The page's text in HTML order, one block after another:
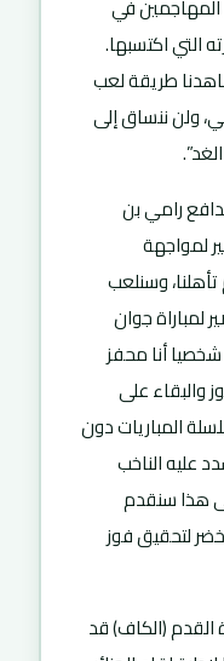
في
التي اكتسبها.
طريقة لعب
ولن ننساق إلى
رامي بن
لمواجهة
وسنلعب
لمباراة جوان
أنا محفز
والبقاء على
المباريات دون
عليه الناخب
هذا سنقدم
لتحقيق فوز
القدم (الكاف) قد